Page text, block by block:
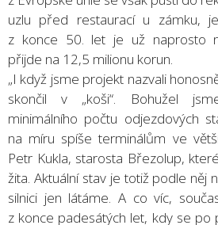
uzlu před restaurací u zámku,
z konce 50. let je už naprosto
přijde na 12,5 milionu korun.
„I když jsme projekt nazvali
skončil v „koši“. Bohužel
minimálního počtu odjezdových
na míru spíše terminálům ve
Petr Kukla, starosta Březolup,
žita. Aktuální stav je totiž podle něj
silnici jen látáme. A co víc,
z konce padesátých let, kdy se po